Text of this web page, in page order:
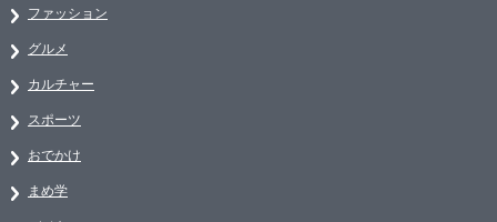
ファッション
グルメ
カルチャー
スポーツ
おでかけ
まめ学